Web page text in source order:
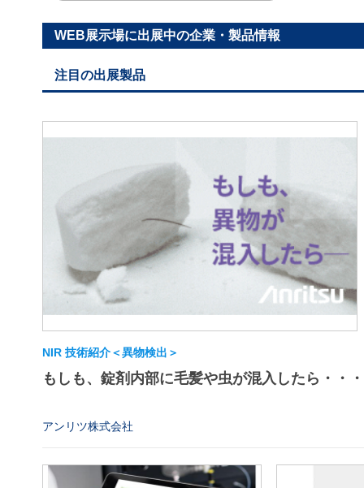
WEB展示場に出展中の企業・製品情報
注目の出展製品
NIR 技術紹介＜異物検出＞
もしも、錠剤内部に毛髪や虫が混入したら・・・
アンリツ株式会社